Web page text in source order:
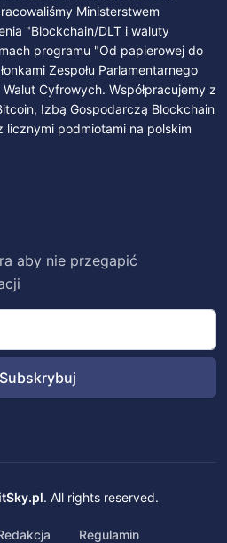
Ministerstwem
"Blockchain/DLT i waluty
programu "Od papierowej do
Zespołu Parlamentarnego
Cyfrowych. Współpracujemy z
Izbą Gospodarczą Blockchain
licznymi podmiotami na polskim
aby nie przegapić
Subskrybuj
. All rights reserved.
Regulamin